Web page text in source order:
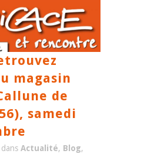
magasin
de
samedi
dans Actualité, Blog,